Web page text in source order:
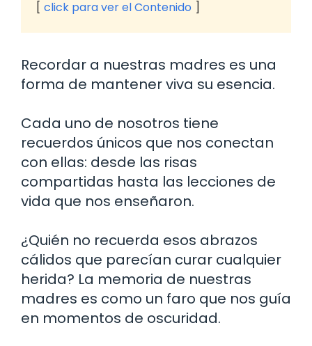
click para ver el Contenido
Recordar a nuestras madres es una
forma de mantener viva su esencia.
Cada uno de nosotros tiene
recuerdos únicos que nos conectan
con ellas: desde las risas
compartidas hasta las lecciones de
vida que nos enseñaron.
¿Quién no recuerda esos abrazos
cálidos que parecían curar cualquier
herida? La memoria de nuestras
madres es como un faro que nos guía
en momentos de oscuridad.